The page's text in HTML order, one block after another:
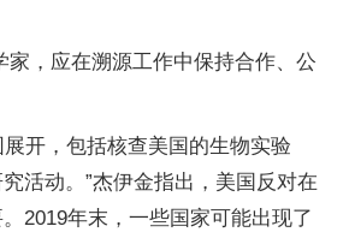
，应在溯源工作中保持合作、公
开，包括核查美国的生物实验
活动。”杰伊金指出，美国反对在
2019年末，一些国家可能出现了